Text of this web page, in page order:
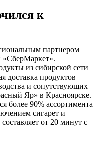
к
партнером
«СберМаркет».
из сибирской сети
доставка продуктов
и сопутствующих
Яр» в Красноярске.
более 90% ассортимента
сигарет и
от 20 минут с